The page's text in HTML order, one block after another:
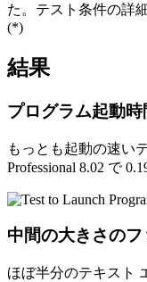
た。テスト条件の詳
(*)
結果
プログラム起動
もっとも起動の速い
Professional 8.02 で
中間の大きさの
ほぼ半分のテキスト